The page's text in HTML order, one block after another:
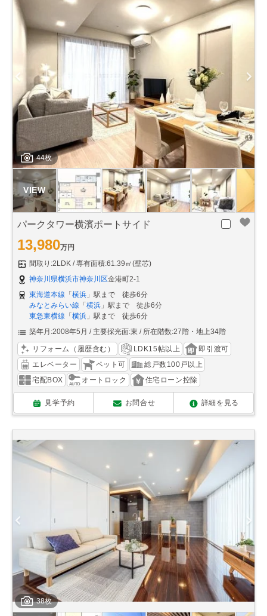
44枚
パークタワー横濱ポートサイド
13,980万円
間取り:2LDK
専有面積:61.39㎡(壁芯)
神奈川県横浜市神奈川区金港町2-1
東海道本線 「横浜 」駅まで 徒歩6分
みなとみらい線 「横浜 」駅まで 徒歩6分
東急東横線 「横浜 」駅まで 徒歩6分
築年月:2008年5月
主要採光面:東 所在階数:27階・地上34階
リフォーム（履歴含む） LDK15帖以上
即引渡可
エレベーター
ペット可
総戸数100戸以上
宅配BOX
オートロック 住宅ローン控除
見学予約 お問合せ 詳細を見る
38枚